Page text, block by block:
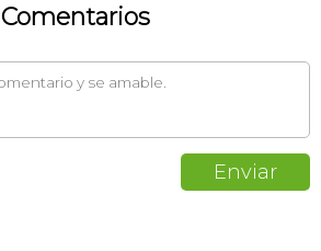
Comentarios